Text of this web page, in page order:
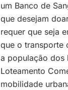
um Banco de
que desejam
requer que seja
que o transporte
a população dos
Loteamento
mobilidade